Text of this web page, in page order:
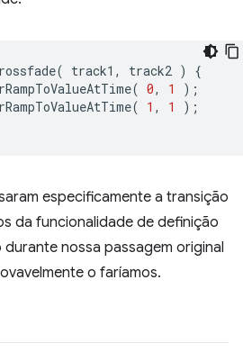
( track1 , track2 )
{
( 0, 1
);
( 1 , 1
);
especificamente a transição
da funcionalidade de definição
nossa passagem original
o faríamos.